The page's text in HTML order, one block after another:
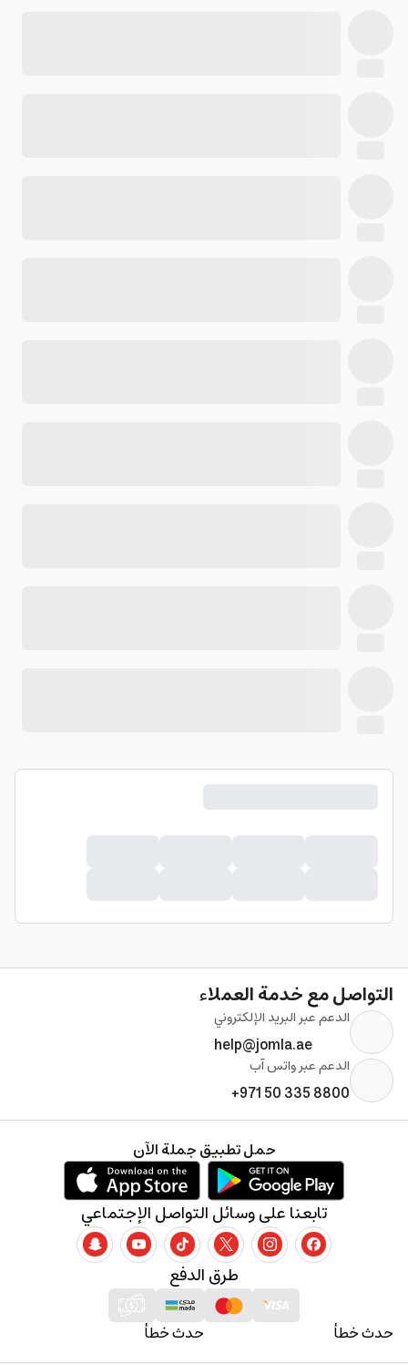
التواصل مع خدمة العملاء
الدعم عبر البريد الإلكتروني
help@jomla.ae
الدعم عبر واتس آب
+971 50 335 8800
حدث خطأ حدث خطأ
طرق الدفع
تابعنا على وسائل التواصل الإجتماعي
حمل تطبيق جملة الآن